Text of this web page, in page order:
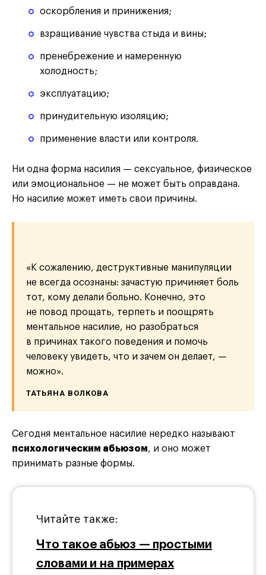
оскорбления и принижения;
взращивание чувства стыда и вины;
пренебрежение и намеренную
холодность;
эксплуатацию;
принудительную изоляцию;
применение власти или контроля.
Ни одна форма насилия — сексуальное, физическое
или эмоциональное — не может быть оправдана.
Но насилие может иметь свои причины.
«К сожалению, деструктивные манипуляции
не всегда осознаны: зачастую причиняет боль
тот, кому делали больно. Конечно, это
не повод прощать, терпеть и поощрять
ментальное насилие, но разобраться
в причинах такого поведения и помочь
человеку увидеть, что и зачем он делает, —
можно».
ТАТЬЯНА ВОЛКОВА
Сегодня ментальное насилие нередко называют
психологическим абьюзом, и оно может
принимать разные формы.
Читайте также:
Что такое абьюз — простыми
словами и на примерах